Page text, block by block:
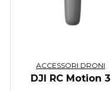
ACCESSORI DRONI
DJI RC Motion 3